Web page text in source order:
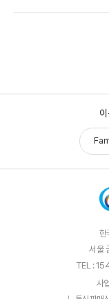
한
서울
TEL :
사